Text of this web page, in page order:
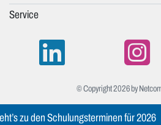
Service
© Copyright 2026 by
zu den Schulungsterminen für 2026